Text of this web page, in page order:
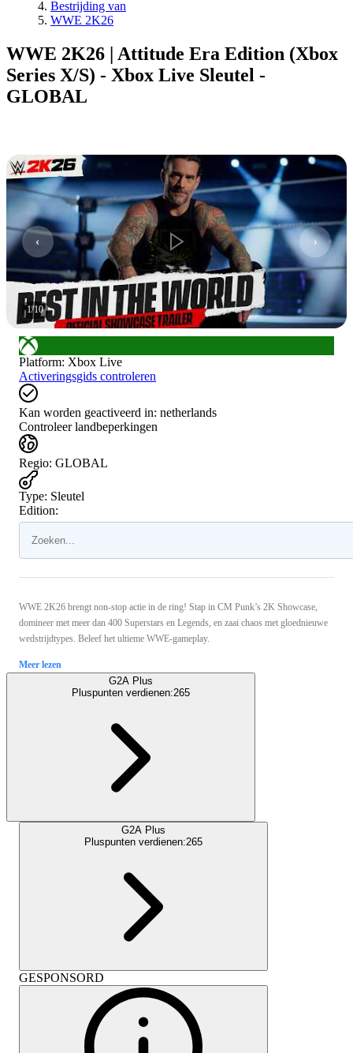
Bestrijding van
WWE 2K26
WWE 2K26 | Attitude Era Edition (Xbox
Series X/S) - Xbox Live Sleutel -
GLOBAL
1/10
Platform: Xbox Live
Activeringsgids controleren
Kan worden geactiveerd in: netherlands
Controleer landbeperkingen
Regio: GLOBAL
Type: Sleutel
Edition:
WWE 2K26 brengt non-stop actie in de ring! Stap in CM Punk’s 2K Showcase,
domineer met meer dan 400 Superstars en Legends, en zaai chaos met gloednieuwe
wedstrijdtypes. Beleef het ultieme WWE-gameplay.
Meer lezen
G2A Plus
Pluspunten verdienen:265
G2A Plus
Pluspunten verdienen:265
GESPONSORD